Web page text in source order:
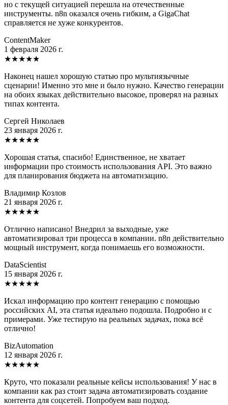
но с текущей ситуацией перешла на отечественные
инструменты. n8n оказался очень гибким, а GigaChat
справляется не хуже конкурентов.
ContentMaker
1 февраля 2026 г.
★★★★★
Наконец нашел хорошую статью про мультиязычные
сценарии! Именно это мне и было нужно. Качество генерации
на обоих языках действительно высокое, проверял на разных
типах контента.
Сергей Николаев
23 января 2026 г.
★★★★★
Хорошая статья, спасибо! Единственное, не хватает
информации про стоимость использования API. Это важно
для планирования бюджета на автоматизацию.
Владимир Козлов
21 января 2026 г.
★★★★★
Отлично написано! Внедрил за выходные, уже
автоматизировал три процесса в компании. n8n действительно
мощный инструмент, когда понимаешь его возможности.
DataScientist
15 января 2026 г.
★★★★★
Искал информацию про контент генерацию с помощью
российских AI, эта статья идеально подошла. Подробно и с
примерами. Уже тестирую на реальных задачах, пока всё
отлично!
BizAutomation
12 января 2026 г.
★★★★★
Круто, что показали реальные кейсы использования! У нас в
компании как раз стоит задача автоматизировать создание
контента для соцсетей. Попробуем ваш подход.